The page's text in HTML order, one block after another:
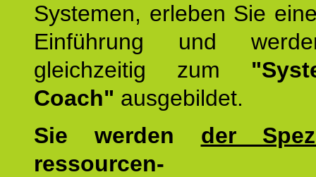
Systemen, erleben Sie
Einführung und
gleichzeitig zum
Coach" ausgebildet.
Sie werden der